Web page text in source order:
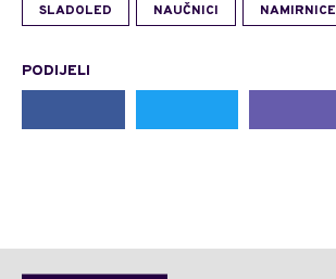
SLADOLED NAUČNICI NAMIRNICE
PODIJELI